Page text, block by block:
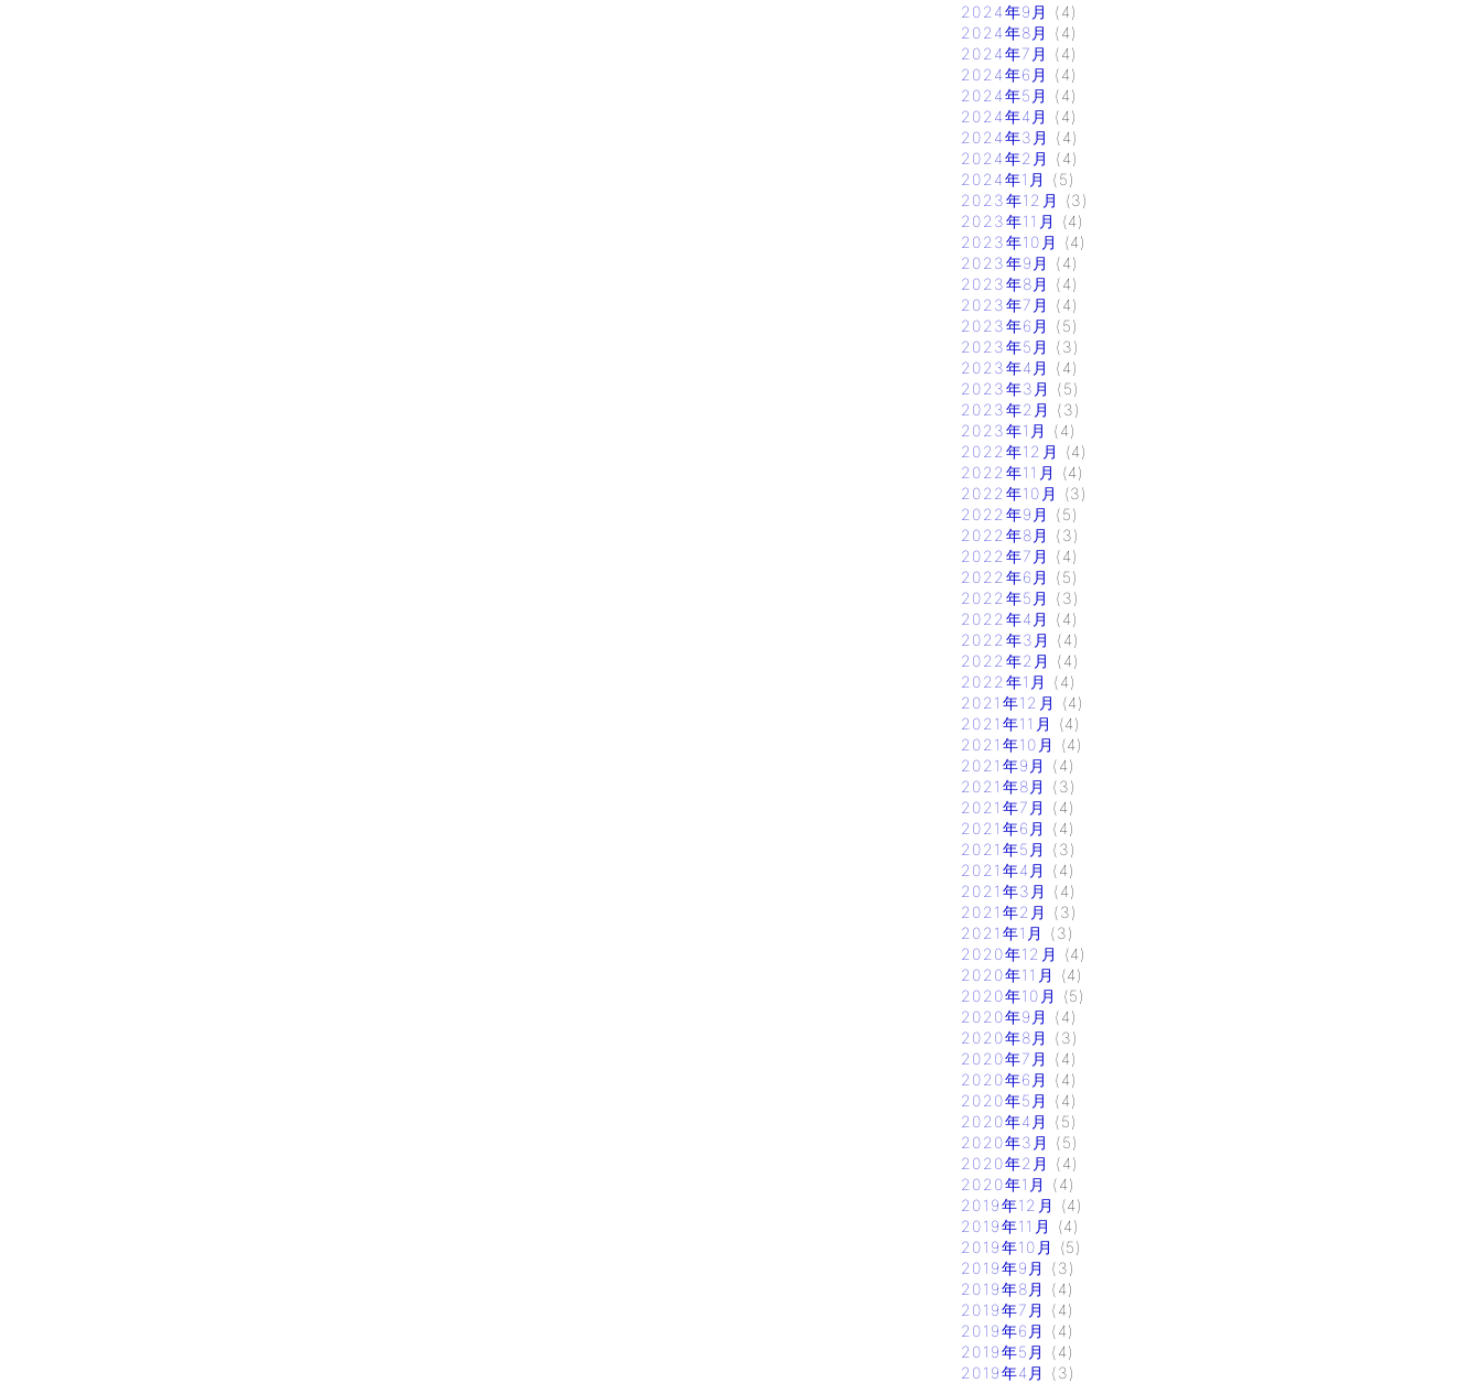
2024年9月
(4)
2024年8月
(4)
2024年7月
(4)
2024年6月
(4)
2024年5月
(4)
2024年4月
(4)
2024年3月
(4)
2024年2月
(4)
2024年1月
(5)
2023年12月
(3)
2023年11月
(4)
2023年10月
(4)
2023年9月
(4)
2023年8月
(4)
2023年7月
(4)
2023年6月
(5)
2023年5月
(3)
2023年4月
(4)
2023年3月
(5)
2023年2月
(3)
2023年1月
(4)
2022年12月
(4)
2022年11月
(4)
2022年10月
(3)
2022年9月
(5)
2022年8月
(3)
2022年7月
(4)
2022年6月
(5)
2022年5月
(3)
2022年4月
(4)
2022年3月
(4)
2022年2月
(4)
2022年1月
(4)
2021年12月
(4)
2021年11月
(4)
2021年10月
(4)
2021年9月
(4)
2021年8月
(3)
2021年7月
(4)
2021年6月
(4)
2021年5月
(3)
2021年4月
(4)
2021年3月
(4)
2021年2月
(3)
2021年1月
(3)
2020年12月
(4)
2020年11月
(4)
2020年10月
(5)
2020年9月
(4)
2020年8月
(3)
2020年7月
(4)
2020年6月
(4)
2020年5月
(4)
2020年4月
(5)
2020年3月
(5)
2020年2月
(4)
2020年1月
(4)
2019年12月
(4)
2019年11月
(4)
2019年10月
(5)
2019年9月
(3)
2019年8月
(4)
2019年7月
(4)
2019年6月
(4)
2019年5月
(4)
2019年4月
(3)